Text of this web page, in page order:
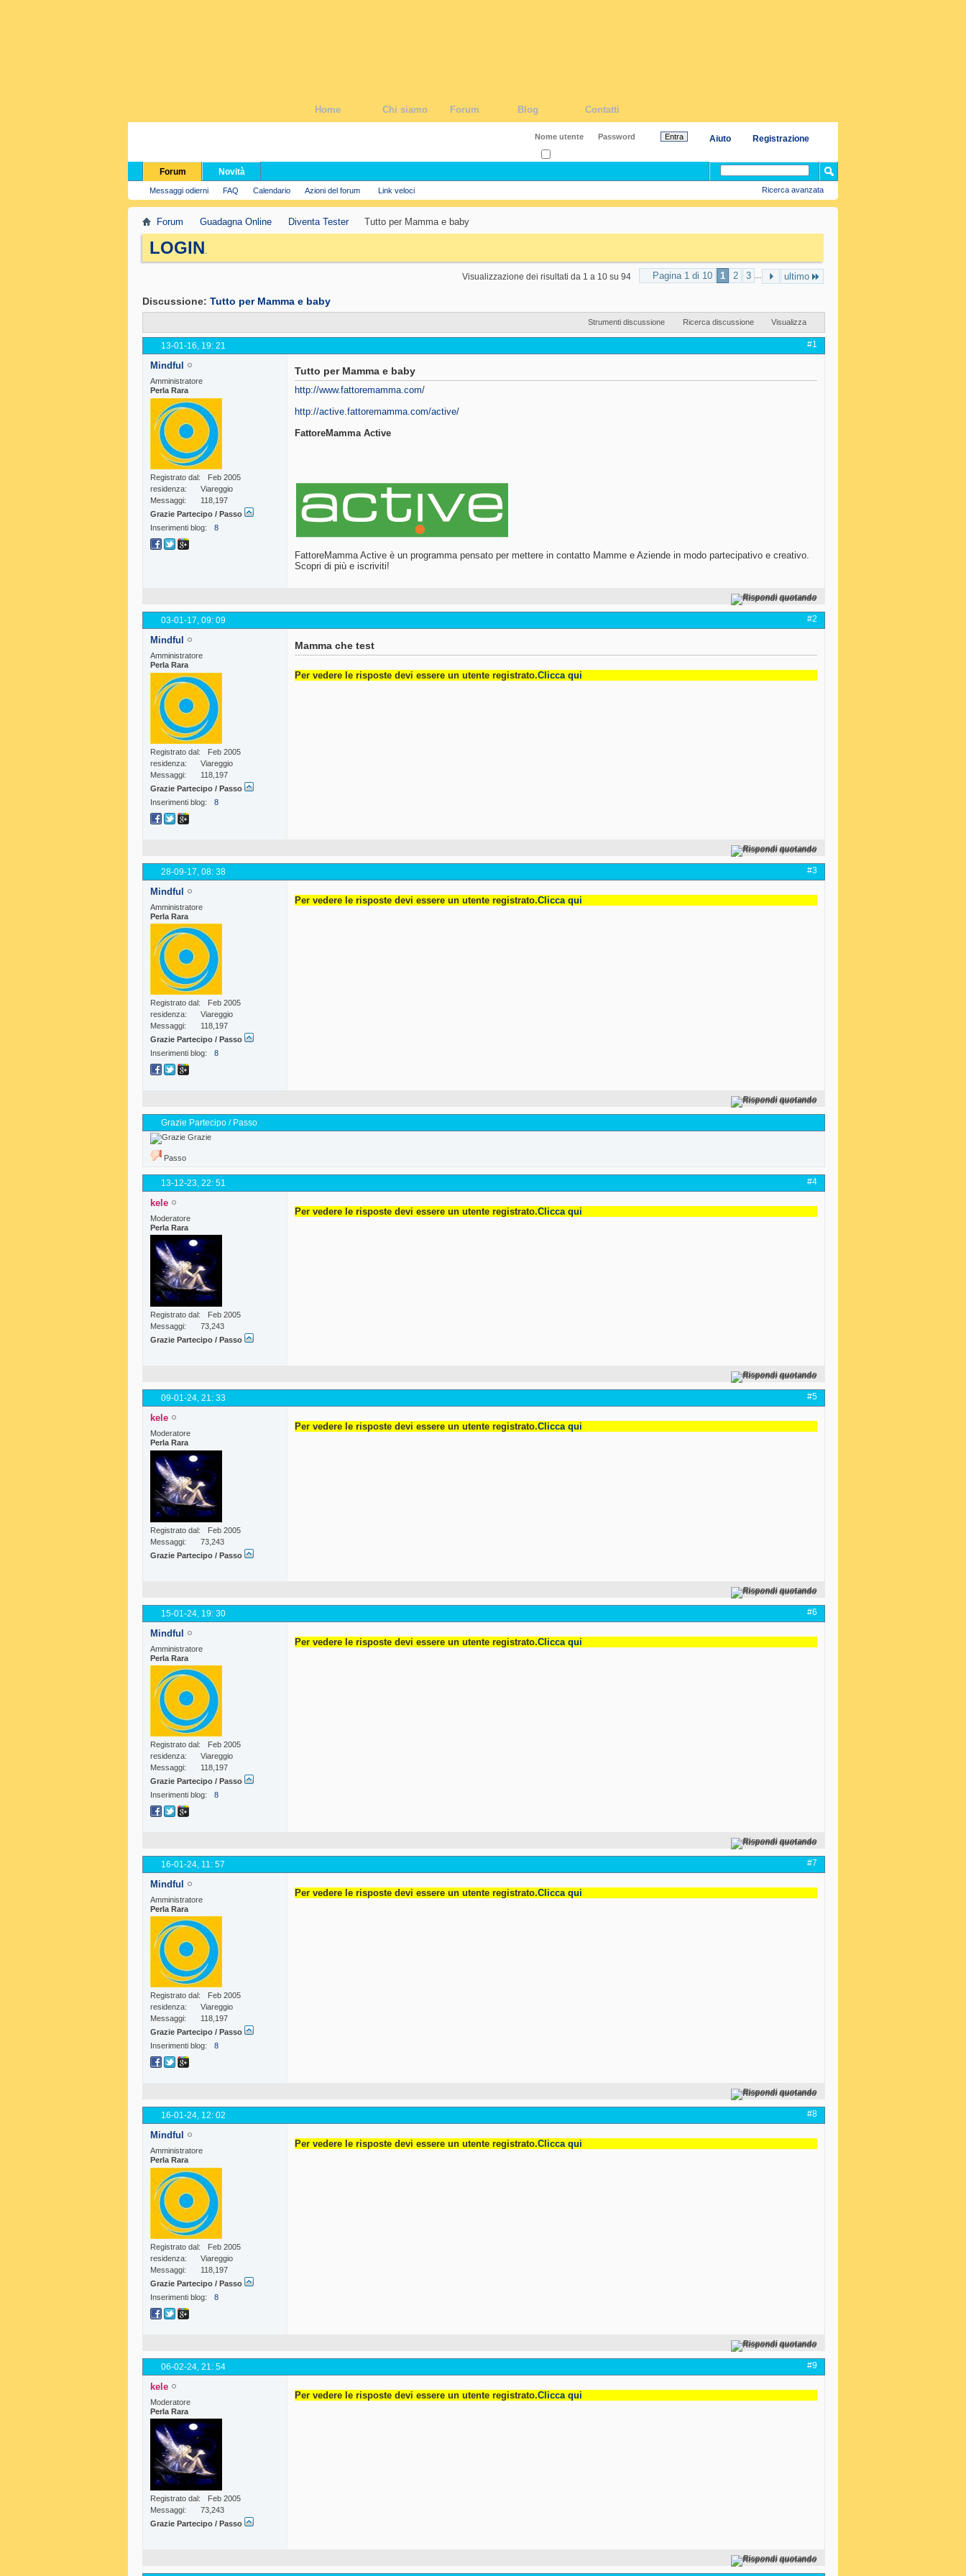
Home Chi siamo Forum Blog Contatti
Registrazione
Aiuto
Forum
Messaggi odierni FAQ Calendario Azioni del forum Link veloci
Novità
Ricerca avanzata
Forum Guadagna Online Diventa Tester Tutto per Mamma e baby
LOGIN.
Pagina 1 di 10 1 2 3 ... ultimo
Visualizzazione dei risultati da 1 a 10 su 94
Discussione: Tutto per Mamma e baby
Strumenti discussione Ricerca discussione Visualizza
13-01-16, 19: 21 #1
Mindful
Amministratore
Perla Rara
Registrato dal
Feb 2005
residenza
Viareggio
Messaggi
118,197
Grazie Partecipo / Passo
Inserimenti blog
8
Tutto per Mamma e baby
http://www.fattoremamma.com/
http://active.fattoremamma.com/active/
FattoreMamma Active
FattoreMamma Active è un programma pensato per mettere in contatto Mamme e Aziende in modo partecipativo e creativo.
Scopri di più e iscriviti!
Rispondi quotando
03-01-17, 09: 09 #2
Mindful
Amministratore
Perla Rara
Registrato dal
Feb 2005
residenza
Viareggio
Messaggi
118,197
Grazie Partecipo / Passo
Inserimenti blog
8
Mamma che test
Per vedere le risposte devi essere un utente registrato.Clicca qui
Rispondi quotando
28-09-17, 08: 38 #3
Mindful
Amministratore
Perla Rara
Registrato dal
Feb 2005
residenza
Viareggio
Messaggi
118,197
Grazie Partecipo / Passo
Inserimenti blog
8
Per vedere le risposte devi essere un utente registrato.Clicca qui
Rispondi quotando
Grazie Partecipo / Passo
Grazie
Passo
13-12-23, 22: 51 #4
kele
Moderatore
Perla Rara
Registrato dal
Feb 2005
Messaggi
73,243
Grazie Partecipo / Passo
Per vedere le risposte devi essere un utente registrato.Clicca qui
Rispondi quotando
09-01-24, 21: 33 #5
kele
Moderatore
Perla Rara
Registrato dal
Feb 2005
Messaggi
73,243
Grazie Partecipo / Passo
Per vedere le risposte devi essere un utente registrato.Clicca qui
Rispondi quotando
15-01-24, 19: 30 #6
Mindful
Amministratore
Perla Rara
Registrato dal
Feb 2005
residenza
Viareggio
Messaggi
118,197
Grazie Partecipo / Passo
Inserimenti blog
8
Per vedere le risposte devi essere un utente registrato.Clicca qui
Rispondi quotando
16-01-24, 11: 57 #7
Mindful
Amministratore
Perla Rara
Registrato dal
Feb 2005
residenza
Viareggio
Messaggi
118,197
Grazie Partecipo / Passo
Inserimenti blog
8
Per vedere le risposte devi essere un utente registrato.Clicca qui
Rispondi quotando
16-01-24, 12: 02 #8
Mindful
Amministratore
Perla Rara
Registrato dal
Feb 2005
residenza
Viareggio
Messaggi
118,197
Grazie Partecipo / Passo
Inserimenti blog
8
Per vedere le risposte devi essere un utente registrato.Clicca qui
Rispondi quotando
06-02-24, 21: 54 #9
kele
Moderatore
Perla Rara
Registrato dal
Feb 2005
Messaggi
73,243
Grazie Partecipo / Passo
Per vedere le risposte devi essere un utente registrato.Clicca qui
Rispondi quotando